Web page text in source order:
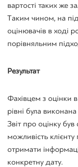
вартості таких же
Таким чином, на
оцінювачів в ході
порівняльним
Результат
Фахівцем з оцінки
рівні була
Звіт про оцінку
можливість
отримати
конкретну дату.